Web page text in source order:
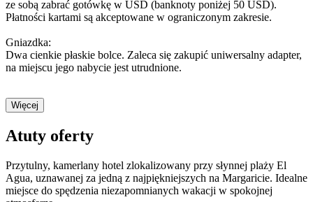
ze sobą zabrać gotówkę w USD (banknoty poniżej 50 USD).
Płatności kartami są akceptowane w ograniczonym zakresie.
Gniazdka:
Dwa cienkie płaskie bolce. Zaleca się zakupić uniwersalny adapter,
na miejscu jego nabycie jest utrudnione.
Więcej
Atuty oferty
Przytulny, kamerlany hotel zlokalizowany przy słynnej plaży El
Agua, uznawanej za jedną z najpiękniejszych na Margaricie. Idealne
miejsce do spędzenia niezapomnianych wakacji w spokojnej